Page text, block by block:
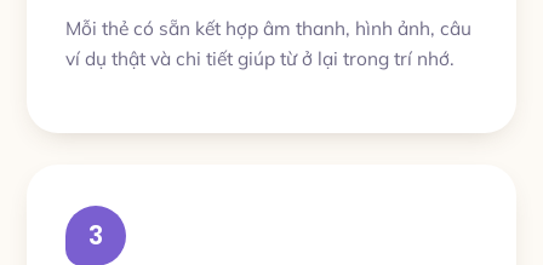
Mỗi thẻ có sẵn kết hợp âm thanh, hình ảnh, câu
ví dụ thật và chi tiết giúp từ ở lại trong trí nhớ.
3